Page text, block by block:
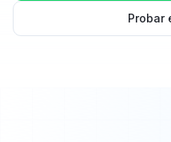
Probar